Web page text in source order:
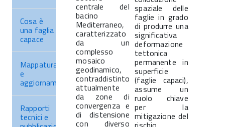
Cosa è
una faglia
capace
Mappatura
e
aggiornamenti
Rapporti
tecnici e
centrale del
bacino
Mediterraneo,
caratterizzato
da un
complesso
mosaico
geodinamico,
contraddistinto
attualmente
da zone di
convergenza e
di distensione
con diverso
spaziale delle
faglie in grado
di produrre una
significativa
deformazione
tettonica
permanente in
superficie
(faglie capaci),
assume un
ruolo chiave
per la
mitigazione del